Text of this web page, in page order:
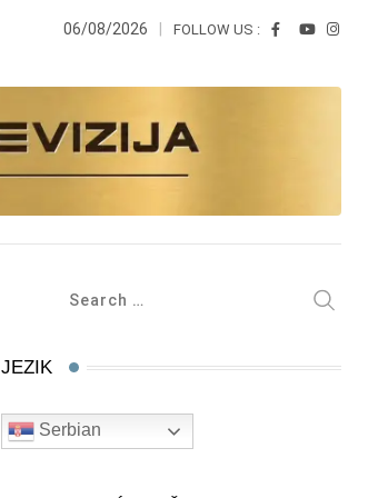
06/08/2026 FOLLOW US :
JEZIK
Serbian